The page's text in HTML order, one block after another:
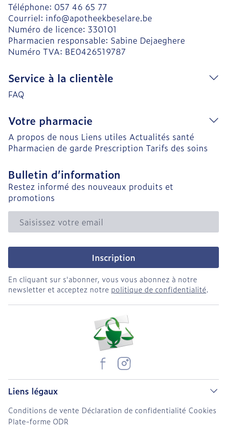
Téléphone: 057 46 65 77
Courriel: info@apotheekbeselare.be
Numéro de licence: 330101
Pharmacien responsable: Sabine Dejaeghere
Numéro TVA: BE0426519787
Service à la clientèle
FAQ
Votre pharmacie
A propos de nous Liens utiles Actualités santé
Pharmacien de garde Prescription Tarifs des soins
Bulletin d’information
Restez informé des nouveaux produits et
promotions
Adresse mail
Inscription
En cliquant sur s'abonner, vous vous abonnez à notre
newsletter et acceptez notre politique de confidentialité.
Liens légaux
Conditions de vente Déclaration de confidentialité Cookies
Plate-forme ODR